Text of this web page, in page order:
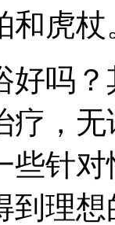
和虎杖
好吗
疗，
些针
到理